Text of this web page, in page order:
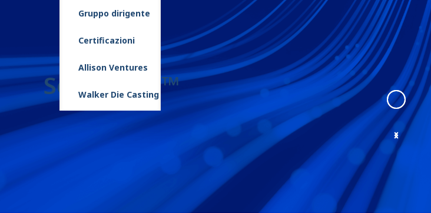
Gruppo dirigente
Certificazioni
Allison Ventures
Walker Die Casting
Serie 6000™